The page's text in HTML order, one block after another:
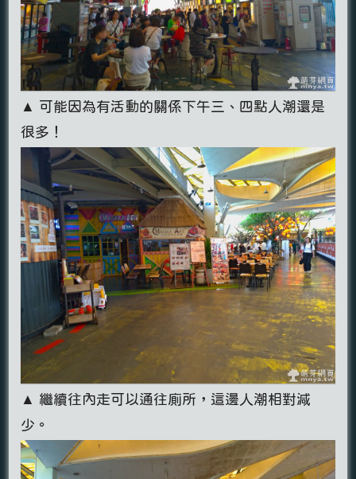
▲ 可能因為有活動的關係下午三、四點人潮還是
很多！
▲ 繼續往內走可以通往廁所，這邊人潮相對減
少。